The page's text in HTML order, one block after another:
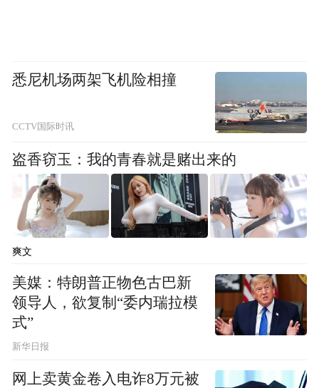
悉尼机场两架飞机险相撞
CCTV国际时讯
盗香窃玉：我的青春就是赌出来的
爽文
美媒：特朗普正物色古巴新
领导人，欲复制“委内瑞拉模
式”
新华日报
网上卖黄金卷入电诈8万元被